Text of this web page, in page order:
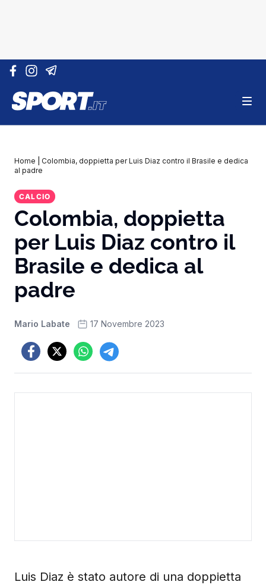
Vai al contenuto
Home
Colombia, doppietta per Luis Diaz contro il Brasile e dedica
al padre
CALCIO
Colombia, doppietta
per Luis Diaz contro il
Brasile e dedica al
padre
Mario Labate 17 Novembre 2023
Luis Diaz è stato autore di una doppietta